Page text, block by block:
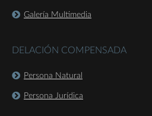
Galería Multimedia
DELACIÓN COMPENSADA
Persona Natural
Persona Jurídica